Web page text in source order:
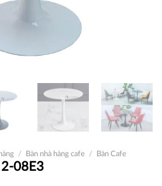
/ Bàn nhà hàng cafe / Bàn Cafe
2-08E3